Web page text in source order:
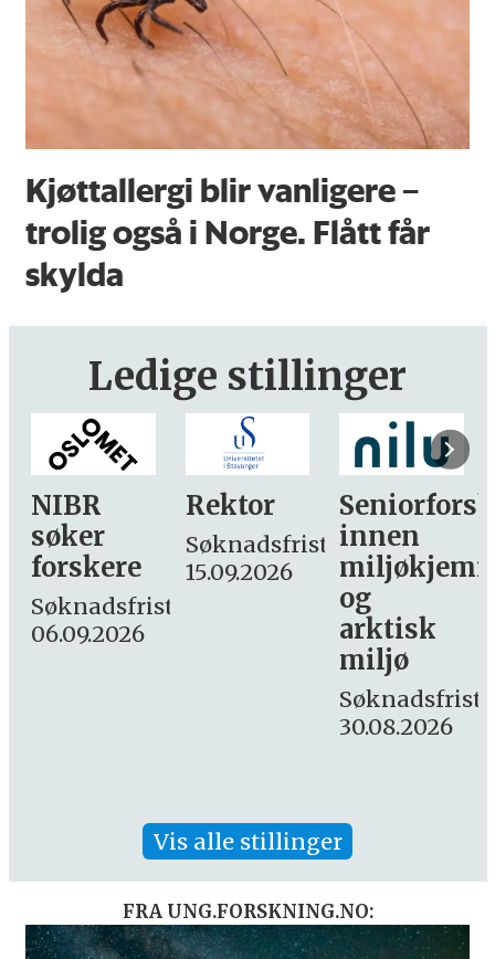
Kjøttallergi blir vanligere –
trolig også i Norge. Flått får
skylda
Ledige stillinger
Rektor
Søknadsfrist:
15.09.2026
Seniorforsker
innen
miljøkjemi
søker
– fast
Søknadsfrist:
16. august.
Vis alle stillinger
FRA UNG.FORSKNING.NO: